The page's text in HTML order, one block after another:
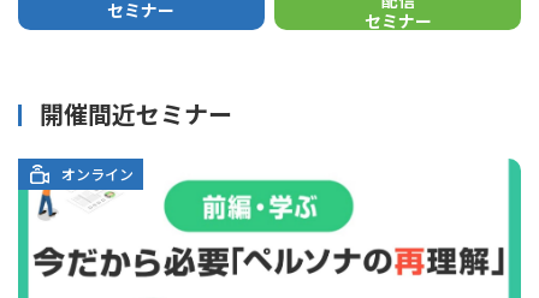
セミナー
セミナー
開催間近セミナー
オンライン